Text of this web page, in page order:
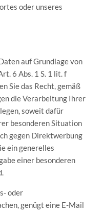
oder unseres
auf Grundlage von
6 Abs. 1 S. 1 lit. f
Sie das Recht, gemäß
die Verarbeitung Ihrer
soweit dafür
besonderen Situation
gegen Direktwerbung
ein generelles
einer besonderen
oder
genügt eine E-Mail